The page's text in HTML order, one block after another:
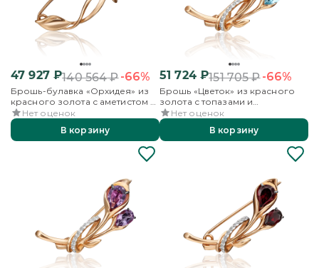
47 927₽140 564₽-66%
Брошь-булавка «Орхидея» из
красного золота с аметистом и
бесцветными топазами
Нет оценок
В корзину
51 724₽151 705₽-66%
Брошь «Цветок» из красного
золота с топазами и
бесцветными топазами
Нет оценок
В корзину